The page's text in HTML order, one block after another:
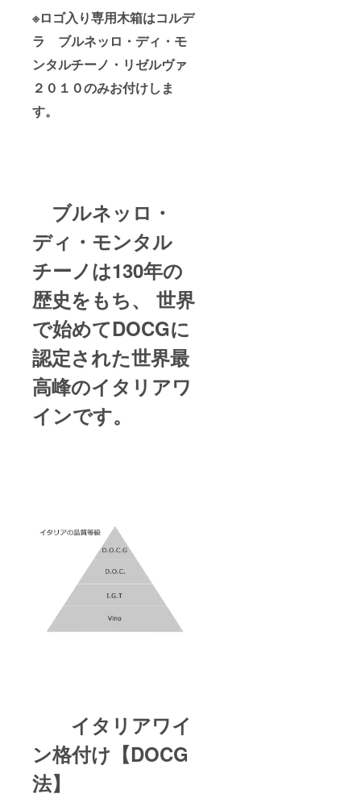
※ロゴ入り専用木箱はコルデ
ラ ブルネッロ・ディ・モ
ンタルチーノ・リゼルヴァ
２０１０のみお付けしま
す。
ブルネッロ・
ディ・モンタル
チーノは130年の
歴史をもち、 世界
で始めてDOCGに
認定された世界最
高峰のイタリアワ
インです。
イタリアワイ
ン格付け【DOCG
法】